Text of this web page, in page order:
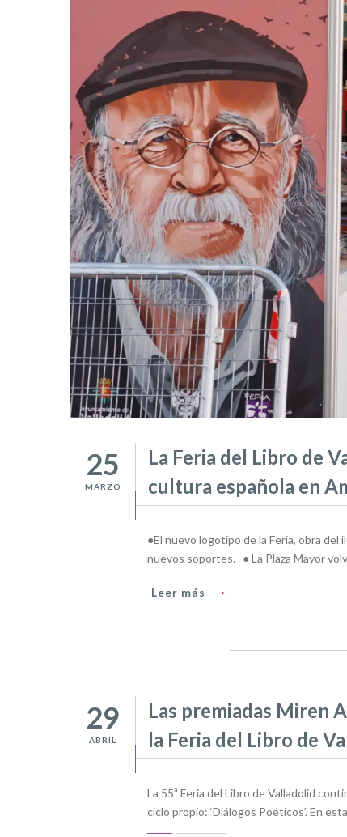
25
MARZO
La Feria del Libro de
cultura española en
●El nuevo logotipo de la Feria, obra
nuevos soportes. ● La Plaza Mayor
Leer más
29
ABRIL
Las premiadas Miren
la Feria del Libro de
La 55ª Feria del Libro de Valladolid
ciclo propio: ‘Diálogos Poéticos’. En